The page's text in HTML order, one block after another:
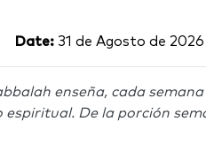
Date: 31 de Agosto de 2026
enseña, cada
De la porción